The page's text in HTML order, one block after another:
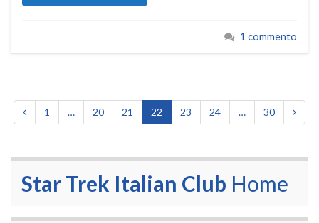
1 commento
1 … 20 21 22 23 24 … 30
Star Trek Italian Club Home